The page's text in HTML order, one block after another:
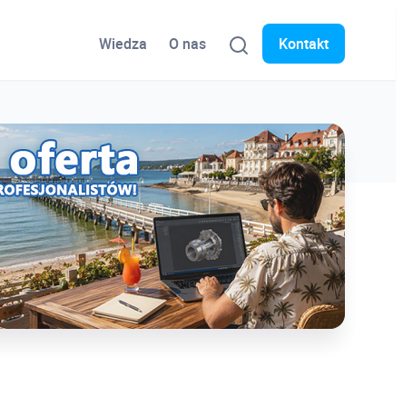
Wiedza O nas Kontakt